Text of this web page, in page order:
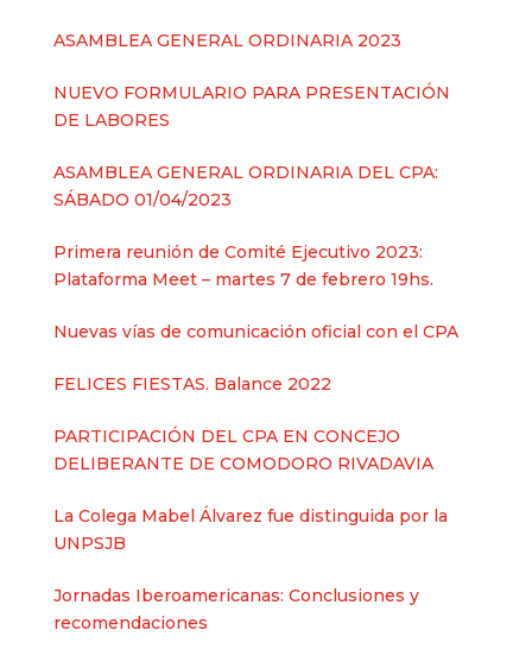
ASAMBLEA GENERAL ORDINARIA 2023
NUEVO FORMULARIO PARA PRESENTACIÓN
DE LABORES
ASAMBLEA GENERAL ORDINARIA DEL CPA:
SÁBADO 01/04/2023
Primera reunión de Comité Ejecutivo 2023:
Plataforma Meet – martes 7 de febrero 19hs.
Nuevas vías de comunicación oficial con el CPA
FELICES FIESTAS. Balance 2022
PARTICIPACIÓN DEL CPA EN CONCEJO
DELIBERANTE DE COMODORO RIVADAVIA
La Colega Mabel Álvarez fue distinguida por la
UNPSJB
Jornadas Iberoamericanas: Conclusiones y
recomendaciones